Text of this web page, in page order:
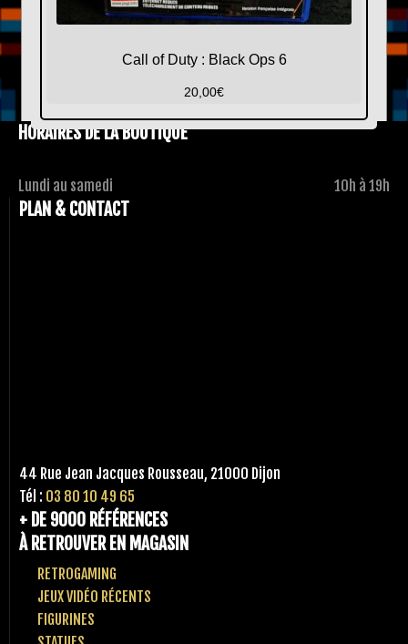
Call of Duty : Black Ops 6
20,00€
HORAIRES DE LA BOUTIQUE
Lundi au samedi 10h à 19h
PLAN & CONTACT
44 Rue Jean Jacques Rousseau, 21000 Dijon
Tél : 03 80 10 49 65
+ DE 9000 RÉFÉRENCES
À RETROUVER EN MAGASIN
RETROGAMING
JEUX VIDÉO RÉCENTS
FIGURINES